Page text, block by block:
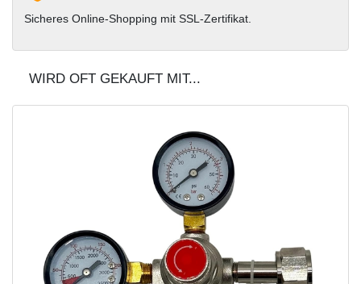
Sicheres Online-Shopping mit SSL-Zertifikat.
WIRD OFT GEKAUFT MIT...